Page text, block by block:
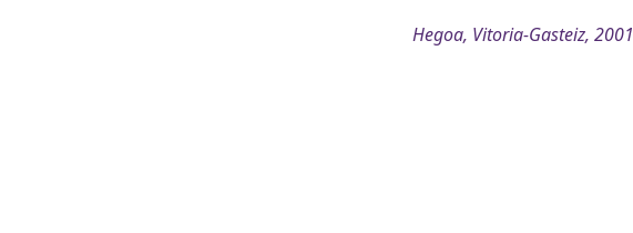
Hegoa, Vitoria-Gasteiz, 2001